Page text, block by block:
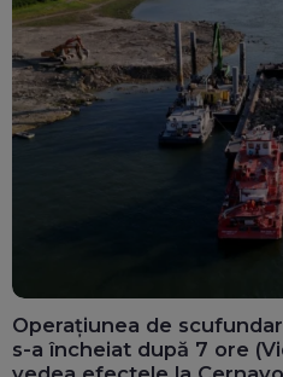
Operațiunea de
s-a încheiat după 7 ore